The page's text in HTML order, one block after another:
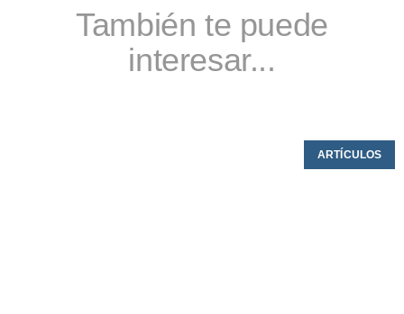
También te puede
interesar...
ARTÍCULOS